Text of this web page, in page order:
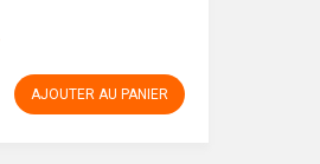
AJOUTER AU PANIER